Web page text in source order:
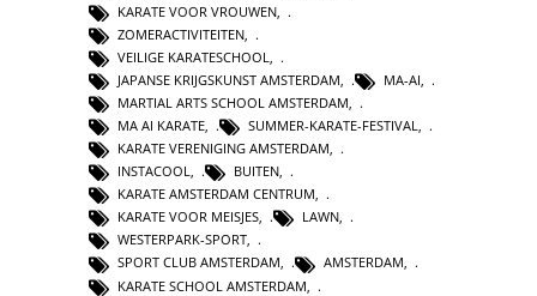
KARATE VOOR VROUWEN
ZOMERACTIVITEITEN
VEILIGE KARATESCHOOL
JAPANSE KRIJGSKUNST AMSTERDAM
MA-AI
MARTIAL ARTS SCHOOL AMSTERDAM,
MA AI KARATE, SUMMER-KARATE-FESTIVAL,
KARATE VERENIGING AMSTERDAM,
INSTACOOL, BUITEN,
KARATE AMSTERDAM CENTRUM,
KARATE VOOR MEISJES, LAWN,
WESTERPARK-SPORT,
SPORT CLUB AMSTERDAM, AMSTERDAM,
KARATE SCHOOL AMSTERDAM